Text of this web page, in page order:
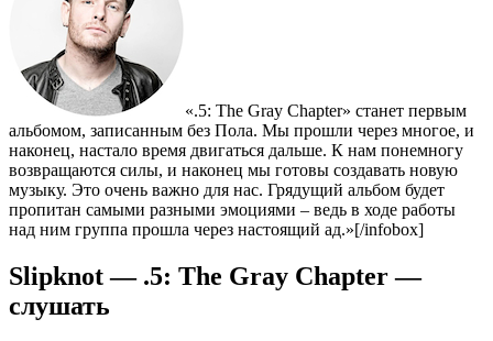
«.5: The Gray Chapter» станет первым
альбомом, записанным без Пола. Мы прошли через многое, и
наконец, настало время двигаться дальше. К нам понемногу
возвращаются силы, и наконец мы готовы создавать новую
музыку. Это очень важно для нас. Грядущий альбом будет
пропитан самыми разными эмоциями – ведь в ходе работы
над ним группа прошла через настоящий ад.»[/infobox]
Slipknot — .5: The Gray Chapter —
слушать